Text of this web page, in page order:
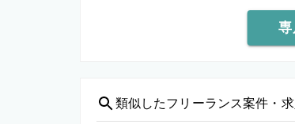
類似したフリーランス案件・